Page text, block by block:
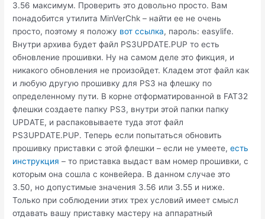
3.56 максимум. Проверить это довольно просто. Вам
понадобится утилита MinVerChk – найти ее не очень
просто, поэтому я положу вот ссылка, пароль: easylife.
Внутри архива будет файл PS3UPDATE.PUP то есть
обновление прошивки. Ну на самом деле это фикция, и
никакого обновления не произойдет. Кладем этот файл как
и любую другую прошивку для PS3 на флешку по
определенному пути. В корне отформатированной в FAT32
флешки создаете папку PS3, внутри этой папки папку
UPDATE, и распаковываете туда этот файл
PS3UPDATE.PUP. Теперь если попытаться обновить
прошивку приставки с этой флешки – если не умеете,есть
инструкция – то приставка выдаст вам номер прошивки, с
которым она сошла с конвейера. В данном случае это
3.50, но допустимые значения 3.56 или 3.55 и ниже.
Только при соблюдении этих трех условий имеет смысл
отдавать вашу приставку мастеру на аппаратный